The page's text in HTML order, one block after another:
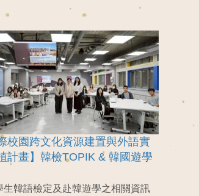
校園跨文化資源建置與外語實
計畫】韓檢TOPIK & 韓國遊學
生韓語檢定及赴韓遊學之相關資訊